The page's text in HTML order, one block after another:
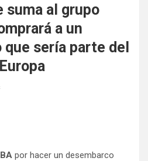
suma al grupo
a un
sería parte del
por hacer un desembarco